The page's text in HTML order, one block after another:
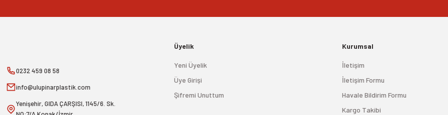
0232 459 08 58
info@ulupinarplastik.com
Yenişehir, GIDA ÇARŞISI, 1145/6. Sk.
Üyelik
Yeni Üyelik
Üye Girişi
Şifremi Unuttum
Kurumsal
İletişim
İletişim Formu
Havale Bildirim Formu
Kargo Takibi